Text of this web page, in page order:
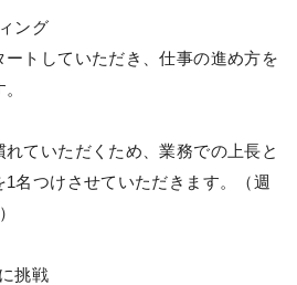
ング
トしていただき、仕事の進め方を
れていただくため、業務での上長と
名つけさせていただきます。（週
挑戦